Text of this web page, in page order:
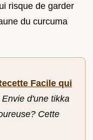
risque de garder
du curcuma
Facile qui
Envie d'une tikka
Cette